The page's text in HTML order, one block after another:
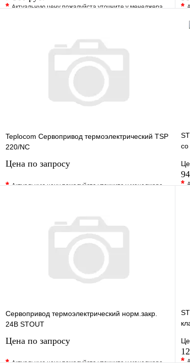
*Актуальную цену пожалуйста уточните у менеджера
В корзину
*
Teplocom Сервопривод термоэлектрический TSP
220/NC
Цена по запросу
*Актуальную цену пожалуйста уточните у менеджера
Запросить цену
*
Сервопривод термоэлектрический норм.закр.
24В STOUT
Цена по запросу
*